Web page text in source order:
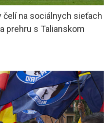
na sociálnych sieťach
prehru s Talianskom